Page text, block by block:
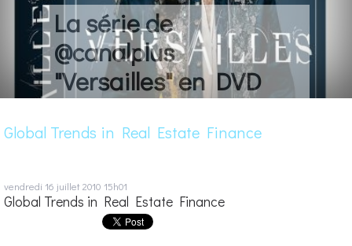
La série de
@canalplus
"Versailles" en DVD
Global Trends in Real Estate Finance
vendredi 16 juillet 2010 15h01
Global Trends in Real Estate Finance